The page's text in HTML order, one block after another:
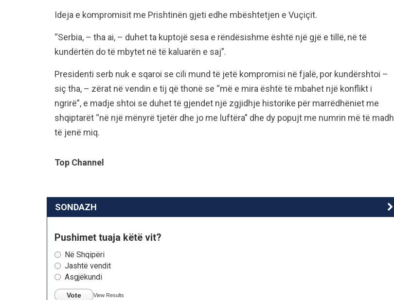
Ideja e kompromisit me Prishtinën gjeti edhe mbështetjen e Vuçiçit.
“Serbia, – tha ai, – duhet ta kuptojë sesa e rëndësishme është një gjë e tillë, në të
kundërtën do të mbytet në të kaluarën e saj”.
Presidenti serb nuk e sqaroi se cili mund të jetë kompromisi në fjalë, por kundërshtoi –
siç tha, – zërat në vendin e tij që thonë se “më e mira është të mbahet një konflikt i
ngrirë”, e madje shtoi se duhet të gjendet një zgjidhje historike për marrëdhëniet me
shqiptarët “në një mënyrë tjetër dhe jo me luftëra” dhe dy popujt me numrin më të madh
të jenë miq.
Top Channel
SONDAZH
Pushimet tuaja këtë vit?
Në Shqipëri
Jashtë vendit
Asgjëkundi
Vote View Results